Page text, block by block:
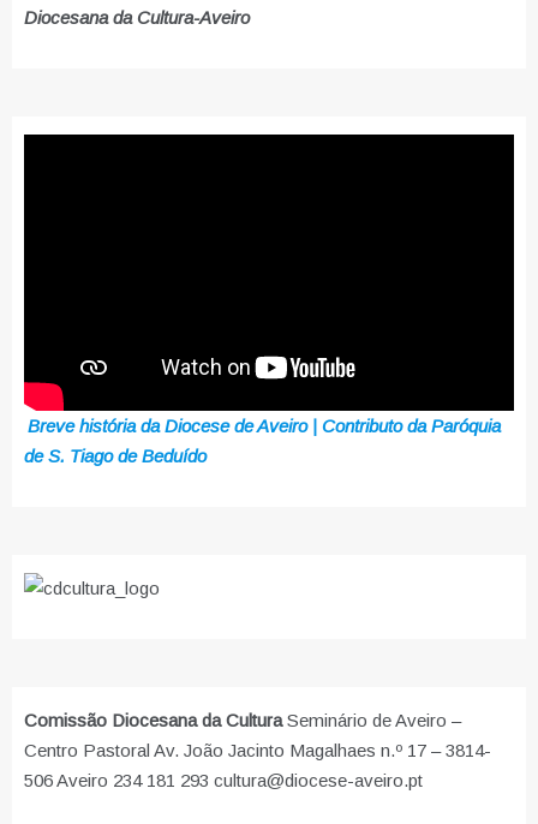
Diocesana da Cultura-Aveiro
Breve história da Diocese de Aveiro | Contributo da Paróquia
de S. Tiago de Beduído
Comissão Diocesana da CulturaSeminário de Aveiro –
Centro Pastoral Av. João Jacinto Magalhaes n.º 17 – 3814-
506 Aveiro 234 181 293 cultura@diocese-aveiro.pt